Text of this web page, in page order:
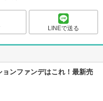
LINEで送る
ンファンデはこれ！最新売